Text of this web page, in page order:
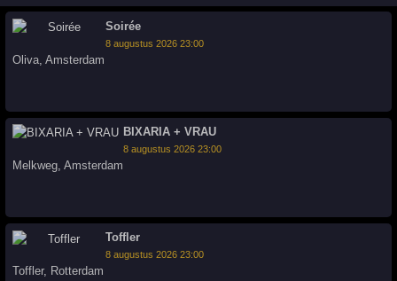
Soirée
8 augustus 2026 23:00
Oliva ,Amsterdam
BIXARIA + VRAU
8 augustus 2026 23:00
Melkweg ,Amsterdam
Toffler
8 augustus 2026 23:00
Toffler, Rotterdam